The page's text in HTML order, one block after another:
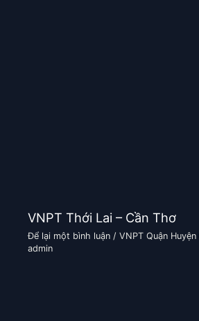
VNPT Thới Lai – Cần Thơ
Để lại một bình luận /VNPT Quận
admin